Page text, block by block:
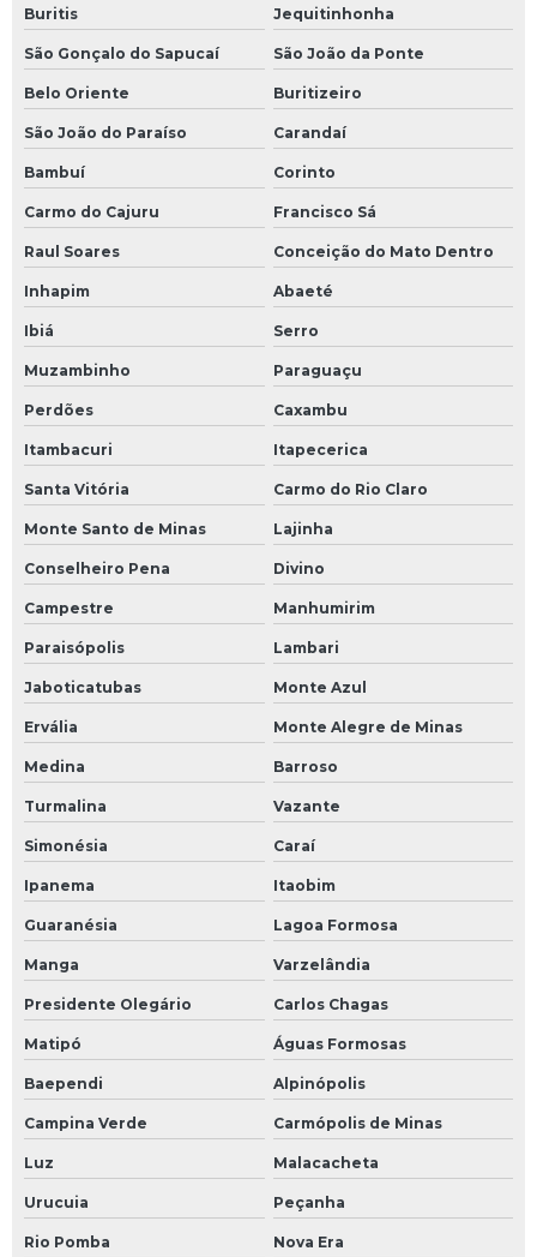
Buritis Jequitinhonha
São Gonçalo do Sapucaí São João da Ponte
Belo Oriente Buritizeiro
São João do Paraíso Carandaí
Bambuí Corinto
Carmo do Cajuru Francisco Sá
Raul Soares Conceição do Mato Dentro
Inhapim Abaeté
Ibiá Serro
Muzambinho Paraguaçu
Perdões Caxambu
Itambacuri Itapecerica
Santa Vitória Carmo do Rio Claro
Monte Santo de Minas Lajinha
Conselheiro Pena Divino
Campestre Manhumirim
Paraisópolis Lambari
Jaboticatubas Monte Azul
Ervália Monte Alegre de Minas
Medina Barroso
Turmalina Vazante
Simonésia Caraí
Ipanema Itaobim
Guaranésia Lagoa Formosa
Manga Varzelândia
Presidente Olegário Carlos Chagas
Matipó Águas Formosas
Baependi Alpinópolis
Campina Verde Carmópolis de Minas
Luz Malacacheta
Urucuia Peçanha
Rio Pomba Nova Era